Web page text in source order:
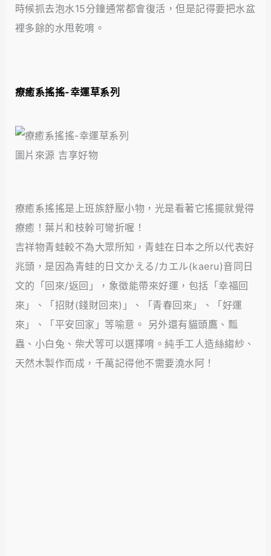
時候抓去泡水15分鐘通常都會復活，但是記得要把水盆
裡多餘的水甩乾唷。
療癒系搖搖-幸運草系列
圖片來源 吉享好物
療癒系搖搖是上班族舒壓小物，光是看著它搖擺就覺得
療癒！葉片和枝幹可彎折喔！
吉祥物青蛙較不為大眾所知，青蛙在日本之所以代表好
兆頭，是因為青蛙的日文かえる/カエル(kaeru)音同日
文的「回來/返回」，象徵能帶來好運，包括「幸福回
來」、「招財(錢財回來)」、「青春回來」、「好運
來」、「平安回家」等喻意。 另外還有貓頭鷹、瓢
蟲、小白兔、柴犬等可以選擇唷。純手工人造絲縐紗、
天然木製作而成，千萬記得他不需要澆水阿！